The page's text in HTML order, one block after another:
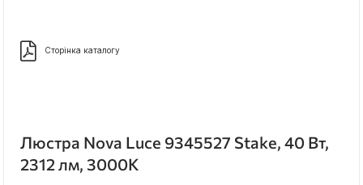
Сторінка каталогу
Люстра Nova Luce 9345527 Stake, 40 Вт,
2312 лм, 3000К